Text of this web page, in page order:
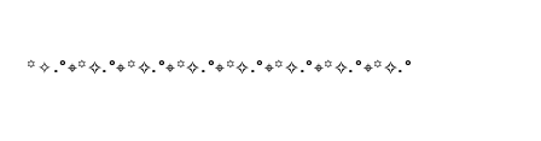
꙳✧˖°⌖꙳✧˖°⌖꙳✧˖°⌖꙳✧˖°⌖꙳✧˖°⌖꙳✧˖°⌖꙳✧˖°⌖꙳✧˖°